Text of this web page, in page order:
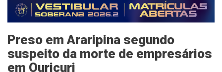
Preso em Araripina segundo
suspeito da morte de empresários
em Ouricuri